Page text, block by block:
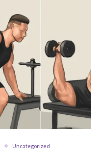
Uncategorized